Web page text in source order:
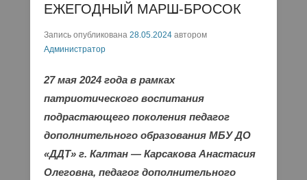
ЕЖЕГОДНЫЙ МАРШ-БРОСОК
Запись опубликована 28.05.2024 автором
Администратор
27 мая 2024 года в рамках
патриотического воспитания
подрастающего поколения педагог
дополнительного образования МБУ ДО
«ДДТ» г. Калтан — Карсакова Анастасия
Олеговна, педагог дополнительного